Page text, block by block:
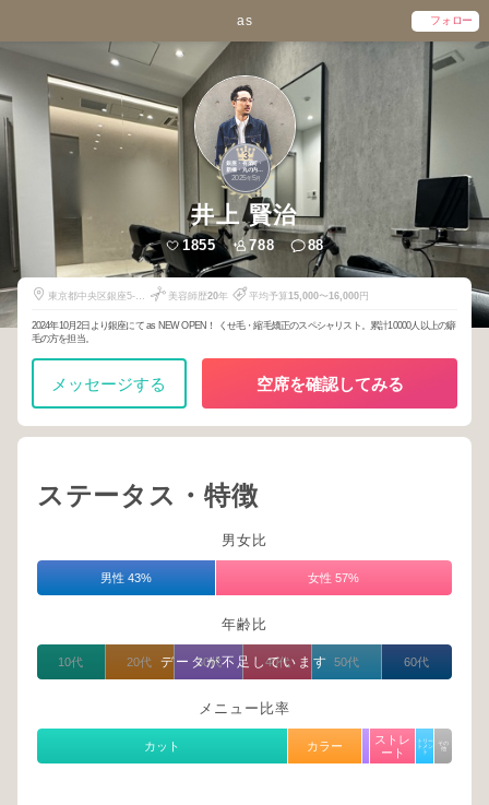
as フォロー
3
銀座・有楽町・
新橋・丸の内・
日本橋
2025年5月
井上 賢治
1855 788 88
東京都中央区銀座5-
美容師歴20年 平均予算15,000〜16,000円
2024年10月2日より銀座にて as NEW OPEN！ くせ毛・縮毛矯正のスペシャリスト。累計10000人以上の癖
毛の方を担当。
メッセージする 空席を確認してみる
ステータス・特徴
男女比
男性 43% 女性 57%
年齢比
データが不足しています
10代 20代 30代 40代 50代 60代
メニュー比率
カット カラー
ストレ
ート
トリー
トメン
ト
その
他